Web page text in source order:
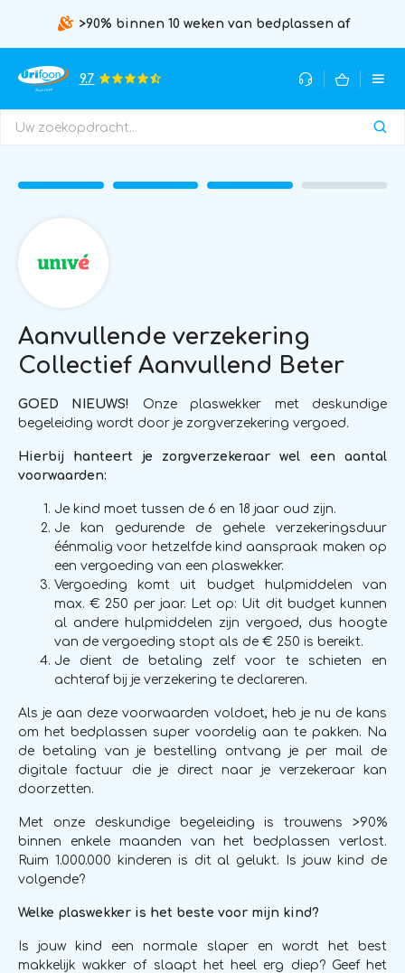
>90% binnen 10 weken van bedplassen af
9.7
Aanvullende verzekering
Collectief Aanvullend Beter
GOED NIEUWS!
Onze plaswekker met deskundige
begeleiding wordt door je zorgverzekering vergoed.
Hierbij hanteert je zorgverzekeraar wel een aantal
voorwaarden:
Je kind moet tussen de 6 en 18 jaar oud zijn.
Je kan gedurende de gehele verzekeringsduur
éénmalig voor hetzelfde kind aanspraak maken op
een vergoeding van een plaswekker.
Vergoeding komt uit budget hulpmiddelen van
max. € 250 per jaar. Let op: Uit dit budget kunnen
al andere hulpmiddelen zijn vergoed, dus hoogte
van de vergoeding stopt als de € 250 is bereikt.
Je dient de betaling zelf voor te schieten en
achteraf bij je verzekering te declareren.
Als je aan deze voorwaarden voldoet, heb je nu de kans
om het bedplassen super voordelig aan te pakken. Na
de betaling van je bestelling ontvang je per mail de
digitale factuur die je direct naar je verzekeraar kan
doorzetten.
Met onze deskundige begeleiding is trouwens >90%
binnen enkele maanden van het bedplassen verlost.
Ruim 1.000.000 kinderen is dit al gelukt. Is jouw kind de
volgende?
Welke plaswekker is het beste voor mijn kind?
Is jouw kind een normale slaper en wordt het best
makkelijk wakker of slaapt het heel erg diep? Geef het